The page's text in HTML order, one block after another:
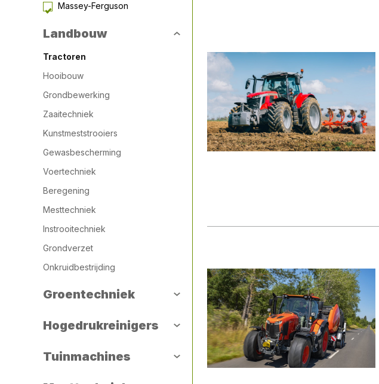
Massey-Ferguson
Landbouw
Tractoren
Hooibouw
Grondbewerking
Zaaitechniek
Kunstmeststrooiers
Gewasbescherming
Voertechniek
Beregening
Mesttechniek
Instrooitechniek
Grondverzet
Onkruidbestrijding
Groentechniek
Hogedrukreinigers
Tuinmachines